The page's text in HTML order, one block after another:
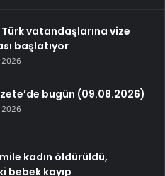
vatandaşlarına vize
başlatıyor
2026
bugün (09.08.2026)
2026
kadın öldürüldü,
bebek kayıp